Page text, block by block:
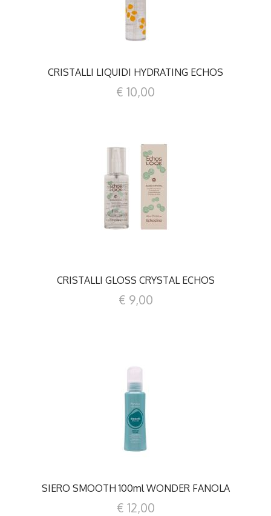
CRISTALLI LIQUIDI HYDRATING ECHOS
€ 10,00
DETTAGLI
CRISTALLI GLOSS CRYSTAL ECHOS
€ 9,00
DETTAGLI
SIERO SMOOTH 100ml WONDER FANOLA
€ 12,00